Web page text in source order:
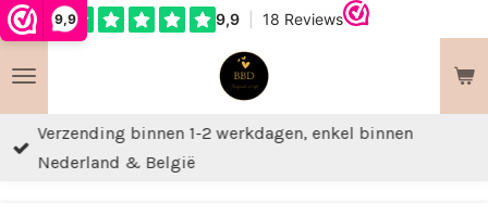
9,9
Ga
naar
de
hoofdinhoud
Verzending binnen 1-2 werkdagen, enkel binnen
Nederland & België